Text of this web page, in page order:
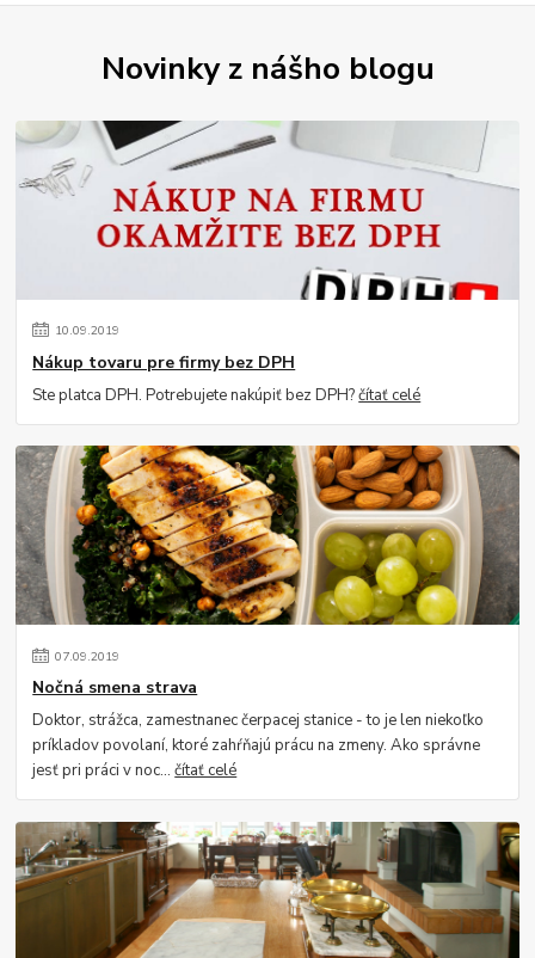
Novinky z nášho blogu
10.09.2019
Nákup tovaru pre firmy bez DPH
Ste platca DPH. Potrebujete nakúpiť bez DPH?čítať celé
07.09.2019
Nočná smena strava
Doktor, strážca, zamestnanec čerpacej stanice - to je len niekoľko
príkladov povolaní, ktoré zahŕňajú prácu na zmeny. Ako správne
jesť pri práci v noc...čítať celé